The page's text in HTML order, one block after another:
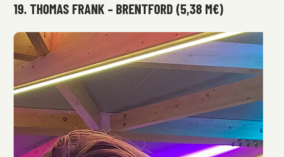
19. THOMAS FRANK – BRENTFORD (5,38 M€)